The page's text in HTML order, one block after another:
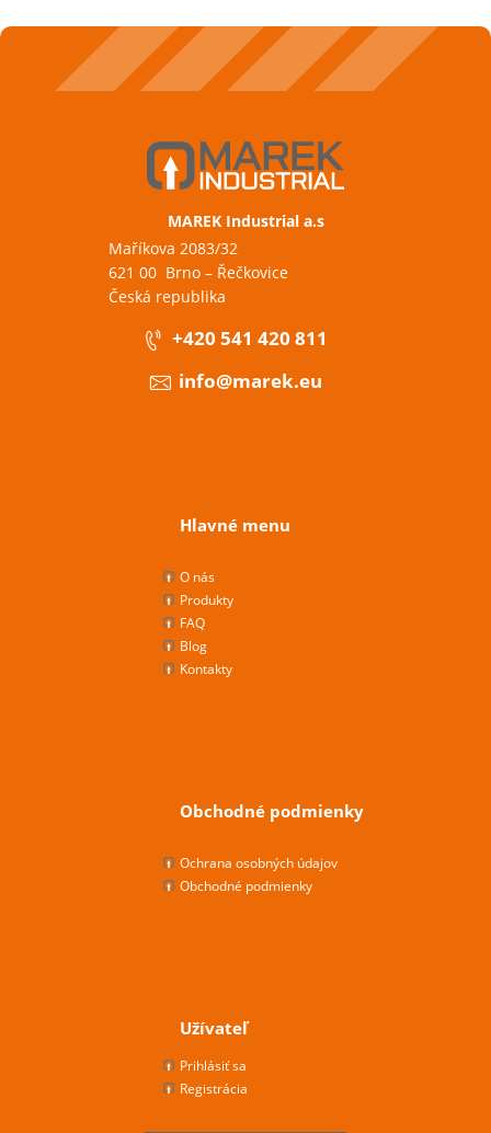
MAREK Industrial a.s
Maříkova 2083/32
621 00 Brno – Řečkovice
Česká republika
+420 541 420 811
info@marek.eu
Hlavné menu
O nás
Produkty
FAQ
Blog
Kontakty
Obchodné podmienky
Ochrana osobných údajov
Obchodné podmienky
Užívateľ
Prihlásiť sa
Registrácia